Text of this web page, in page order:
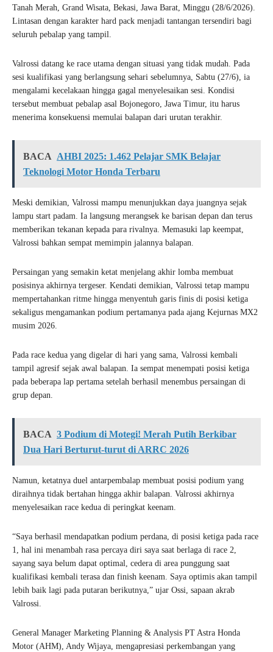
Tanah Merah, Grand Wisata, Bekasi, Jawa Barat, Minggu (28/6/2026).
Lintasan dengan karakter hard pack menjadi tantangan tersendiri bagi
seluruh pebalap yang tampil.
Valrossi datang ke race utama dengan situasi yang tidak mudah. Pada
sesi kualifikasi yang berlangsung sehari sebelumnya, Sabtu (27/6), ia
mengalami kecelakaan hingga gagal menyelesaikan sesi. Kondisi
tersebut membuat pebalap asal Bojonegoro, Jawa Timur, itu harus
menerima konsekuensi memulai balapan dari urutan terakhir.
BACA AHBI 2025: 1.462 Pelajar SMK Belajar
Teknologi Motor Honda Terbaru
Meski demikian, Valrossi mampu menunjukkan daya juangnya sejak
lampu start padam. Ia langsung merangsek ke barisan depan dan terus
memberikan tekanan kepada para rivalnya. Memasuki lap keempat,
Valrossi bahkan sempat memimpin jalannya balapan.
Persaingan yang semakin ketat menjelang akhir lomba membuat
posisinya akhirnya tergeser. Kendati demikian, Valrossi tetap mampu
mempertahankan ritme hingga menyentuh garis finis di posisi ketiga
sekaligus mengamankan podium pertamanya pada ajang Kejurnas MX2
musim 2026.
Pada race kedua yang digelar di hari yang sama, Valrossi kembali
tampil agresif sejak awal balapan. Ia sempat menempati posisi ketiga
pada beberapa lap pertama setelah berhasil menembus persaingan di
grup depan.
BACA 3 Podium di Motegi! Merah Putih Berkibar
Dua Hari Berturut-turut di ARRC 2026
Namun, ketatnya duel antarpembalap membuat posisi podium yang
diraihnya tidak bertahan hingga akhir balapan. Valrossi akhirnya
menyelesaikan race kedua di peringkat keenam.
“Saya berhasil mendapatkan podium perdana, di posisi ketiga pada race
1, hal ini menambah rasa percaya diri saya saat berlaga di race 2,
sayang saya belum dapat optimal, cedera di area punggung saat
kualifikasi kembali terasa dan finish keenam. Saya optimis akan tampil
lebih baik lagi pada putaran berikutnya,” ujar Ossi, sapaan akrab
Valrossi.
General Manager Marketing Planning & Analysis PT Astra Honda
Motor (AHM), Andy Wijaya, mengapresiasi perkembangan yang